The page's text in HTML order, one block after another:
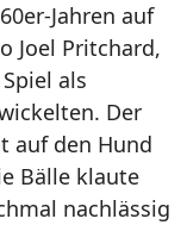
Jahren auf
Joel Pritchard,
als
Der
auf den Hund
Bälle klaute
nachlässig